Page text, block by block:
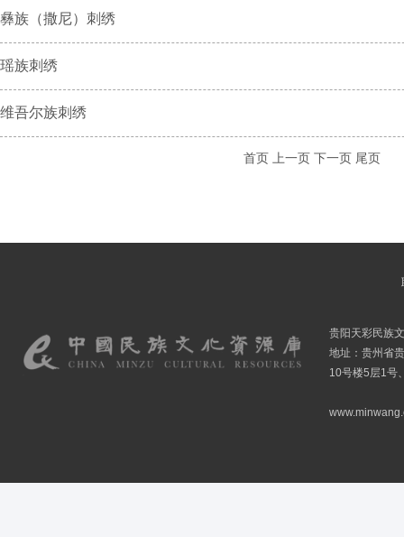
彝族（撒尼）刺绣
瑶族刺绣
维吾尔族刺绣
首页 上一页 下一页 尾页
贵阳天彩民族
地址：贵州省
10号楼5层1号